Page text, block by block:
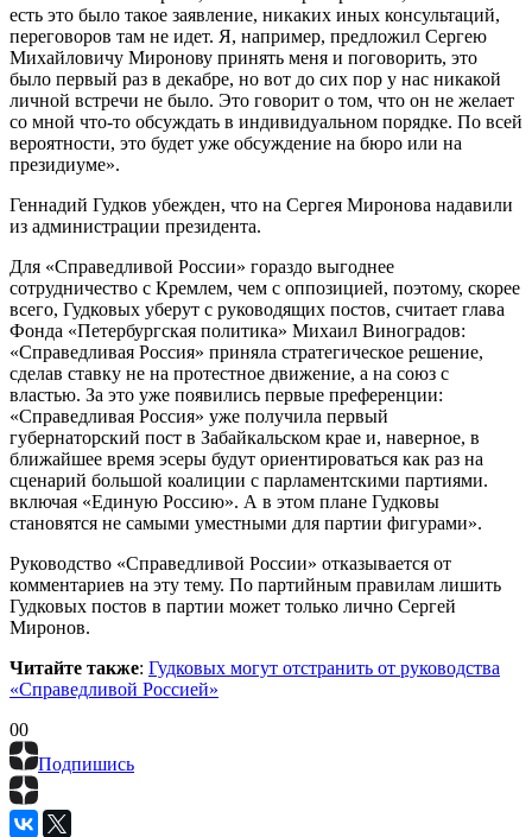
есть это было такое заявление, никаких иных консультаций,
переговоров там не идет. Я, например, предложил Сергею
Михайловичу Миронову принять меня и поговорить, это
было первый раз в декабре, но вот до сих пор у нас никакой
личной встречи не было. Это говорит о том, что он не желает
со мной что-то обсуждать в индивидуальном порядке. По всей
вероятности, это будет уже обсуждение на бюро или на
президиуме».
Геннадий Гудков убежден, что на Сергея Миронова надавили
из администрации президента.
Для «Справедливой России» гораздо выгоднее
сотрудничество с Кремлем, чем с оппозицией, поэтому, скорее
всего, Гудковых уберут с руководящих постов, считает глава
Фонда «Петербургская политика» Михаил Виноградов:
«Справедливая Россия» приняла стратегическое решение,
сделав ставку не на протестное движение, а на союз с
властью. За это уже появились первые преференции:
«Справедливая Россия» уже получила первый
губернаторский пост в Забайкальском крае и, наверное, в
ближайшее время эсеры будут ориентироваться как раз на
сценарий большой коалиции с парламентскими партиями.
включая «Единую Россию». А в этом плане Гудковы
становятся не самыми уместными для партии фигурами».
Руководство «Справедливой России» отказывается от
комментариев на эту тему. По партийным правилам лишить
Гудковых постов в партии может только лично Сергей
Миронов.
Читайте также: Гудковых могут отстранить от руководства
«Справедливой Россией»
00
Подпишись